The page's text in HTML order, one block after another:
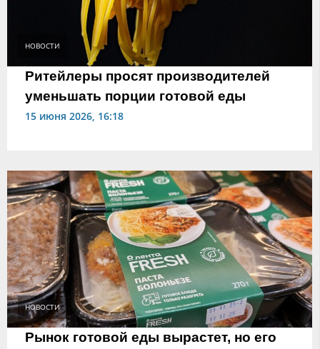
НОВОСТИ
Ритейлеры просят производителей
уменьшать порции готовой еды
15 июня 2026, 16:18
НОВОСТИ
Рынок готовой еды вырастет, но его